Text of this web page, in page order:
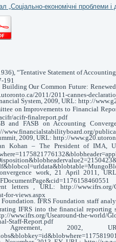
„Соціально-економічні проблеми
“Tentative Statement of
191
Building Our Common Future:
2011/2011-cannes-
System, 2009, URL: http://
on Improvements to Financial
acifr-finalreport.pdf
and FASB on Accounting
www.financialstabilityboard.org/
2009, URL: http://
Kohan – The President of IMA,
work, 21 April 2011,
letters , URL: http://www.ifrs.org/
for-views.aspx
IFRS Foundation staff
IFRS into the financial reporting
the-world/Global-
Staff-Report.pdf
2002, URL: